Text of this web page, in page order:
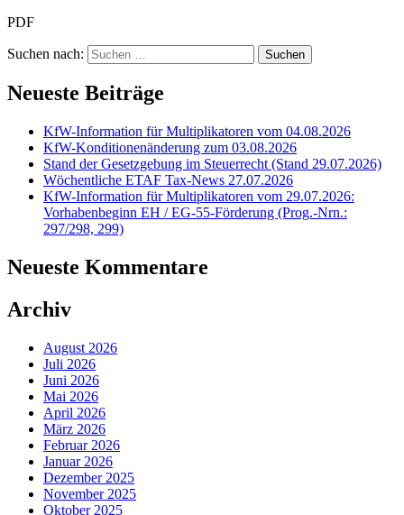
PDF
Suchen nach:
Neueste Beiträge
KfW-Information für Multiplikatoren vom 04.08.2026
KfW-Konditionenänderung zum 03.08.2026
Stand der Gesetzgebung im Steuerrecht (Stand 29.07.2026)
Wöchentliche ETAF Tax-News 27.07.2026
KfW-Information für Multiplikatoren vom 29.07.2026:
Vorhabenbeginn EH / EG-55-Förderung (Prog.-Nrn.:
297/298, 299)
Neueste Kommentare
Archiv
August 2026
Juli 2026
Juni 2026
Mai 2026
April 2026
März 2026
Februar 2026
Januar 2026
Dezember 2025
November 2025
Oktober 2025